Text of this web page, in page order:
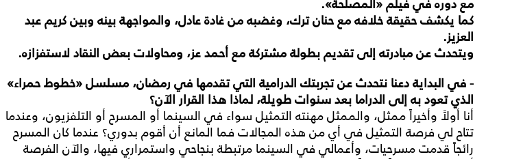
كما يكشف حقيقة خلافه مع حنان ترك، وغضبه من غادة عادل، والمواجهة بينه وبين كريم عبد
العزيز.
ويتحدث عن مبادرته إلى تقديم بطولة مشتركة مع أحمد عز، ومحاولات بعض النقاد لاستفزازه.
- في البداية دعنا نتحدث عن تجربتك الدرامية التي تقدمها في رمضان، مسلسل «خطوط حمراء»
الذي تعود به إلى الدراما بعد سنوات طويلة، لماذا هذا القرار الآن؟
أنا أولاً وأخيراً ممثل، والممثل مهنته التمثيل سواء في السينما أو المسرح أو التلفزيون، وعندما
تتاح لي فرصة التمثيل في أي من هذه المجالات فما المانع أن أقوم بدوري؟ عندما كان المسرح
رائجاً قدمت مسرحيات، وأعمالي في السينما مرتبطة بنجاحي واستمراري فيها، والآن الفرصة